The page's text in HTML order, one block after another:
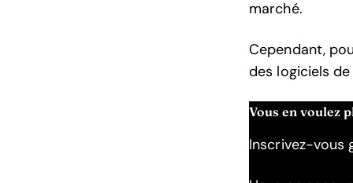
marché.
Cependant,
des logiciels
Vous en voulez
Inscrivez-vous